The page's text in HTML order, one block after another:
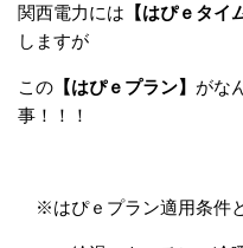
関西電力には 【はぴｅタイ
しますが
この 【はぴｅプラン】 がな
事！！
※はぴｅプラン適用条件